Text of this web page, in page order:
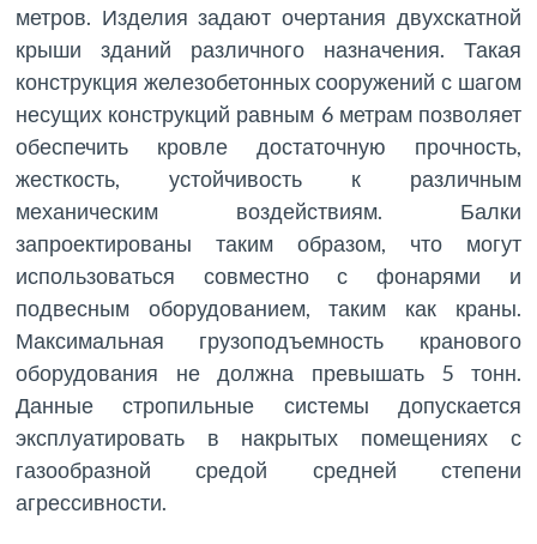
метров. Изделия задают очертания двухскатной
крыши зданий различного назначения. Такая
конструкция железобетонных сооружений с шагом
несущих конструкций равным 6 метрам позволяет
обеспечить кровле достаточную прочность,
жесткость, устойчивость к различным
механическим воздействиям. Балки
запроектированы таким образом, что могут
использоваться совместно с фонарями и
подвесным оборудованием, таким как краны.
Максимальная грузоподъемность кранового
оборудования не должна превышать 5 тонн.
Данные стропильные системы допускается
эксплуатировать в накрытых помещениях с
газообразной средой средней степени
агрессивности.